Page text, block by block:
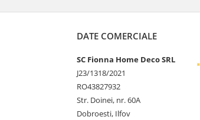
DATE COMERCIALE
SC Fionna Home Deco SRL
J23/1318/2021
RO43827932
Str. Doinei, nr. 60A
Dobroesti, Ilfov